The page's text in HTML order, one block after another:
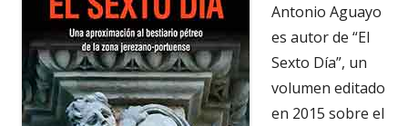
Antonio Aguayo
es autor de “El
Sexto Día”, un
volumen editado
en 2015 sobre el